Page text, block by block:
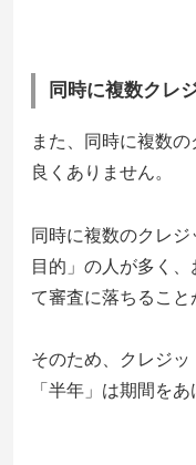
同時に複数クレ
また、同時に複数
良くありません。
同時に複数のクレ
目的」の人が多く
て審査に落ちること
そのため、クレジ
「半年」は期間を